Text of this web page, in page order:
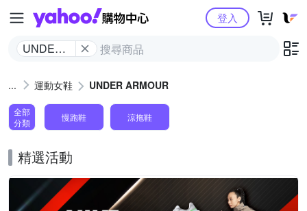
Yahoo購物中心
UNDER
登入
運動女鞋 UNDER ARMOUR
全部
分類
慢跑鞋 涼拖鞋
精選活動